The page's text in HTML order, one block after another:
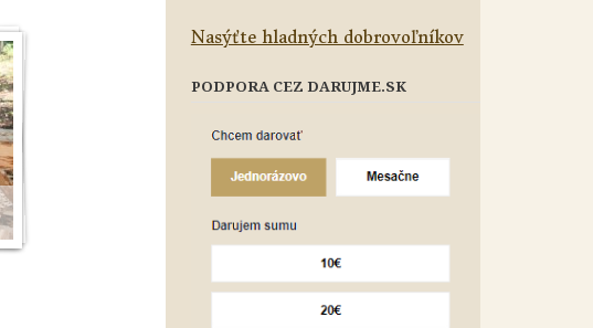
Nasýťte hladných dobrovoľníkov
PODPORA CEZ DARUJME.SK